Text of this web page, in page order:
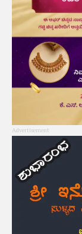
Advertisement